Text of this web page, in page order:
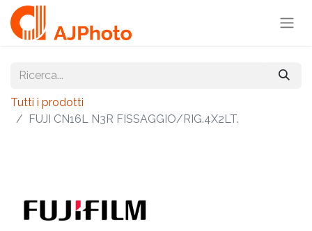
Tutti i prodotti
FUJI CN16L N3R FISSAGGIO/RIG.4X2LT.